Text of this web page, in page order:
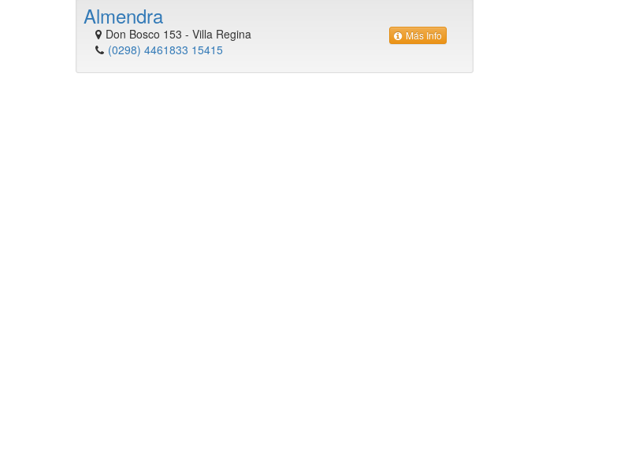
Almendra
Don Bosco 153 - Villa Regina
(0298) 4461833 15415
Más Info